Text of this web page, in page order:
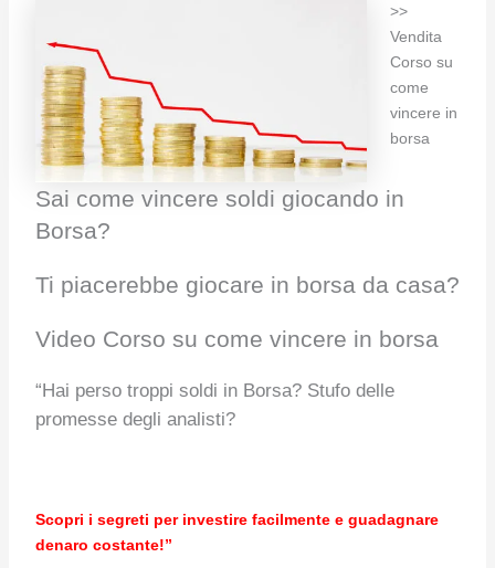
>>
Vendita
Corso su
come
vincere in
borsa
Sai come vincere soldi giocando in
Borsa?
Ti piacerebbe giocare in borsa da casa?
Video Corso su come vincere in borsa
“Hai perso troppi soldi in Borsa? Stufo delle
promesse degli analisti?
Scopri i segreti per investire facilmente e guadagnare
denaro costante!”